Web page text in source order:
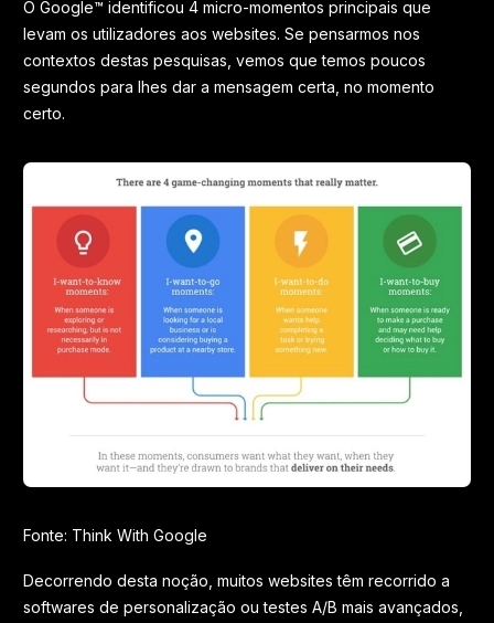
O Google™ identificou 4 micro-momentos principais que
levam os utilizadores aos websites. Se pensarmos nos
contextos destas pesquisas, vemos que temos poucos
segundos para lhes dar a mensagem certa, no momento
certo.
Fonte: Think With Google
Decorrendo desta noção, muitos websites têm recorrido a
softwares de personalização ou testes A/B mais avançados,